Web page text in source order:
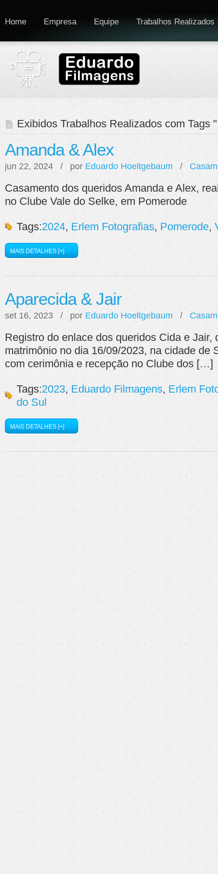
Home Empresa Equipe Trabalhos Realizados
Exibidos Trabalhos Realizados com Tags "
Amanda & Alex
jun 22, 2024 / por Eduardo Hoeltgebaum /
Casamento dos queridos Amanda e Alex,
no Clube Vale do Selke, em Pomerode
Tags:2024, Erlem Fotografias, Pomerode,
MAIS DETALHES [+]
Aparecida & Jair
set 16, 2023 / por Eduardo Hoeltgebaum /
Registro do enlace dos queridos Cida e Jair,
matrimônio no dia 16/09/2023, na cidade de
com cerimônia e recepção no Clube dos […]
Tags:2023, Eduardo Filmagens, Erlem
do Sul
MAIS DETALHES [+]